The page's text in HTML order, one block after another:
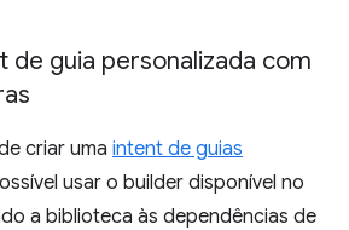
de guia personalizada com
criar uma intent de guias
usar o builder disponível no
a biblioteca às dependências de